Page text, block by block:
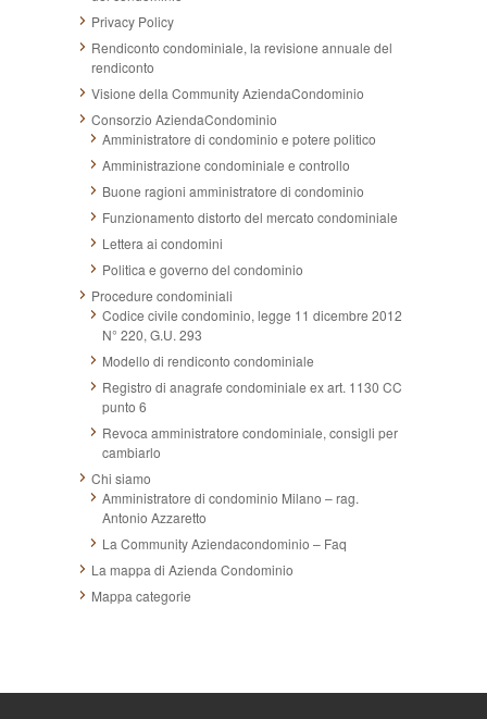
Privacy Policy
Rendiconto condominiale, la revisione annuale del
rendiconto
Visione della Community AziendaCondominio
Consorzio AziendaCondominio
Amministratore di condominio e potere politico
Amministrazione condominiale e controllo
Buone ragioni amministratore di condominio
Funzionamento distorto del mercato condominiale
Lettera ai condomini
Politica e governo del condominio
Procedure condominiali
Codice civile condominio, legge 11 dicembre 2012
N° 220, G.U. 293
Modello di rendiconto condominiale
Registro di anagrafe condominiale ex art. 1130 CC
punto 6
Revoca amministratore condominiale, consigli per
cambiarlo
Chi siamo
Amministratore di condominio Milano – rag.
Antonio Azzaretto
La Community Aziendacondominio – Faq
La mappa di Azienda Condominio
Mappa categorie